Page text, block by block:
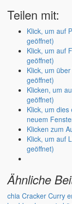
Teilen mit:
Klick, um auf
geöffnet)
Klick, um auf
geöffnet)
Klick, um
geöffnet)
Klicken, um
geöffnet)
Klick, um
neuem
Klicken zum
Klick, um auf
geöffnet)
Ähnliche
chia Cracker Curry